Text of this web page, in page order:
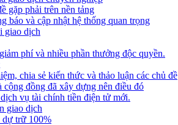
gặp phải trên nền tảng
báo và cập nhật hệ thống quan trọng
giao dịch
phí và nhiều phần thưởng độc quyền.
chia sẻ kiến thức và thảo luận các chủ đề
đồng đã xây dựng nên điều đó
vụ tài chính tiền điện tử mới.
giao dịch
dự trữ 100%